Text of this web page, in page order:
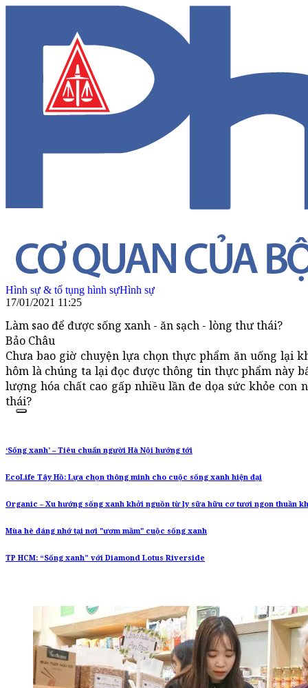
Hình sự & tố tụng hình sựHình sự
17/01/2021 11:25
Làm sao để được sống xanh - ăn sạch - lòng thư thái?
Bảo Châu
Chưa bao giờ chuyện lựa chọn thực phẩm ăn uống lại
hôm là chúng ta lại đọc được thông tin thực phẩm này
lượng hóa chất cao gấp nhiều lần đe dọa sức khỏe con
thái?
‘Sống xanh’ – Tiêu chuẩn người Hà Nội hướng tới
EcoLife Tây Hồ: Lựa chọn thông minh cho cuộc sống xanh hiện đại
Organic – Xu hướng sống xanh khởi nguồn từ ly sữa hữu cơ tươi ngon thuần
Mùa hè đáng nhớ tại nơi "ươm mầm" cuộc sống xanh
TP HCM: “Sống xanh” với Diamond Lotus Riverside